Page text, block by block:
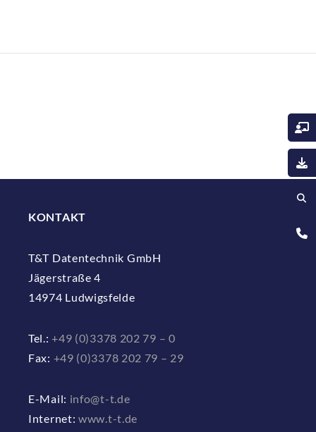
KONTAKT
T&T Datentechnik GmbH
Jägerstraße 4
14974 Ludwigsfelde
Tel.:+49 (0)3378 202 79 – 0
Fax: +49 (0)3378 202 79 – 29
E-Mail: info@t-t.de
Internet: www.t-t.de